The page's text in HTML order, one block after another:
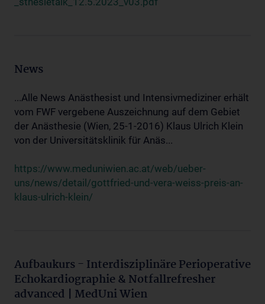
News
...Alle News Anästhesist und Intensivmediziner erhält
vom FWF vergebene Auszeichnung auf dem Gebiet
der Anästhesie (Wien, 25-1-2016) Klaus Ulrich Klein
von der Universitätsklinik für Anäs...
https://www.meduniwien.ac.at/web/ueber-
uns/news/detail/gottfried-und-vera-weiss-preis-an-
klaus-ulrich-klein/
Aufbaukurs - Interdisziplinäre Perioperative
Echokardiographie & Notfallrefresher
advanced | MedUni Wien